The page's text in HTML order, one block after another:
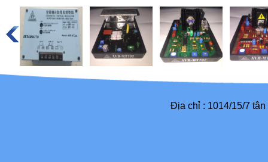
Địa chỉ : 1014/15/7 tân